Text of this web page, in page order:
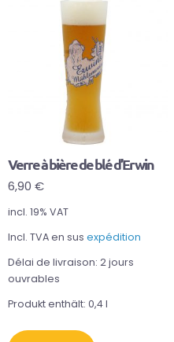
Verre à bière de blé d’Erwin
6,90 €
incl. 19% VAT
Incl. TVA en sus expédition
Délai de livraison: 2 jours
ouvrables
Produkt enthält: 0,4l